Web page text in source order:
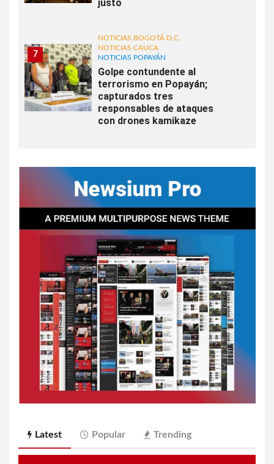
justo
7
NOTICIAS BOGOTÁ D.C.
NOTICIAS CAUCA
NOTICIAS POPAYÁN
Golpe contundente al
terrorismo en Popayán;
capturados tres
responsables de ataques
con drones kamikaze
Latest Popular Trending